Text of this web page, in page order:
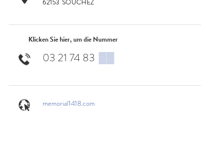
Klicken Sie hier, um die Nummer
03 21 74 83 ▒▒
memorial1418.com